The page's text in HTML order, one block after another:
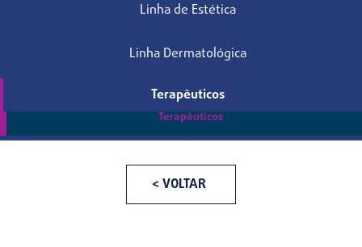
Linha de Estética
Linha Dermatológica
Terapêuticos
Terapêuticos
< VOLTAR